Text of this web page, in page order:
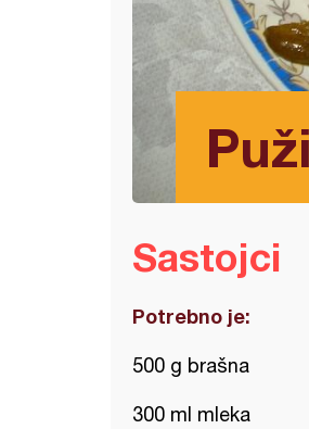
Sastojci
Potrebno je:
500 g brašna
300 ml mleka